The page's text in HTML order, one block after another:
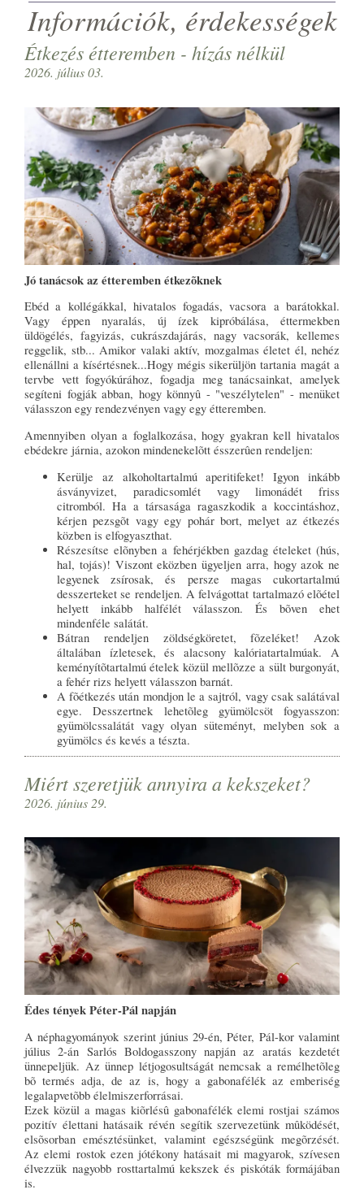
Információk, érdekességek
Étkezés étteremben - hízás nélkül
2026. július 03.
Jó tanácsok az étteremben étkezõknek
Ebéd a kollégákkal, hivatalos fogadás, vacsora a barátokkal.
Vagy éppen nyaralás, új ízek kipróbálása, éttermekben
üldögélés, fagyizás, cukrászdajárás, nagy vacsorák, kellemes
reggelik, stb... Amikor valaki aktív, mozgalmas életet él, nehéz
ellenállni a kísértésnek...Hogy mégis sikerüljön tartania magát a
tervbe vett fogyókúrához, fogadja meg tanácsainkat, amelyek
segíteni fogják abban, hogy könnyû - "veszélytelen" - menüket
válasszon egy rendezvényen vagy egy étteremben.
Amennyiben olyan a foglalkozása, hogy gyakran kell hivatalos
ebédekre járnia, azokon mindenekelõtt ésszerûen rendeljen:
Kerülje az alkoholtartalmú aperitifeket! Igyon inkább
ásványvizet, paradicsomlét vagy limonádét friss
citromból. Ha a társasága ragaszkodik a koccintáshoz,
kérjen pezsgõt vagy egy pohár bort, melyet az étkezés
közben is elfogyaszthat.
Részesítse elõnyben a fehérjékben gazdag ételeket (hús,
hal, tojás)! Viszont eközben ügyeljen arra, hogy azok ne
legyenek zsírosak, és persze magas cukortartalmú
desszerteket se rendeljen. A felvágottat tartalmazó elõétel
helyett inkább halfélét válasszon. És bõven ehet
mindenféle salátát.
Bátran rendeljen zöldségköretet, fõzeléket! Azok
általában ízletesek, és alacsony kalóriatartalmúak. A
keményítõtartalmú ételek közül mellõzze a sült burgonyát,
a fehér rizs helyett válasszon barnát.
A fõétkezés után mondjon le a sajtról, vagy csak salátával
egye. Desszertnek lehetõleg gyümölcsöt fogyasszon:
gyümölcssalátát vagy olyan süteményt, melyben sok a
gyümölcs és kevés a tészta.
Miért szeretjük annyira a kekszeket?
2026. június 29.
Édes tények Péter-Pál napján
A néphagyományok szerint június 29-én, Péter, Pál-kor valamint
július 2-án Sarlós Boldogasszony napján az aratás kezdetét
ünnepeljük. Az ünnep létjogosultságát nemcsak a remélhetõleg
bõ termés adja, de az is, hogy a gabonafélék az emberiség
legalapvetõbb élelmiszerforrásai.
Ezek közül a magas kiõrlésû gabonafélék elemi rostjai számos
pozitív élettani hatásaik révén segítik szervezetünk mûködését,
elsõsorban emésztésünket, valamint egészségünk megõrzését.
Az elemi rostok ezen jótékony hatásait mi magyarok, szívesen
élvezzük nagyobb rosttartalmú kekszek és piskóták formájában
is.